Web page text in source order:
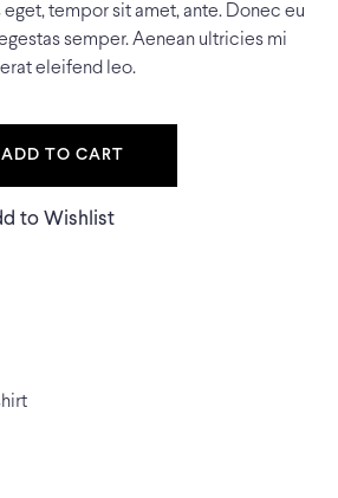
tempor sit amet, ante. Donec eu
semper. Aenean ultricies mi
eleifend leo.
ADD TO CART
to Wishlist